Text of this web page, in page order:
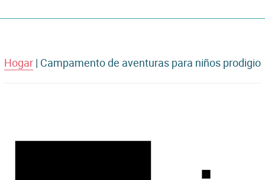
por
de
STL
Hogar | Campamento de aventuras para niños prodigio